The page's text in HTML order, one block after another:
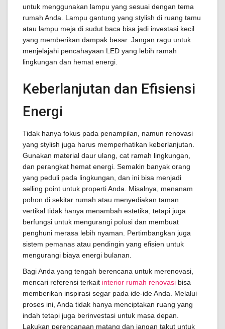
untuk menggunakan lampu yang sesuai dengan tema
rumah Anda. Lampu gantung yang stylish di ruang tamu
atau lampu meja di sudut baca bisa jadi investasi kecil
yang memberikan dampak besar. Jangan ragu untuk
menjelajahi pencahayaan LED yang lebih ramah
lingkungan dan hemat energi.
Keberlanjutan dan Efisiensi
Energi
Tidak hanya fokus pada penampilan, namun renovasi
yang stylish juga harus memperhatikan keberlanjutan.
Gunakan material daur ulang, cat ramah lingkungan,
dan perangkat hemat energi. Semakin banyak orang
yang peduli pada lingkungan, dan ini bisa menjadi
selling point untuk properti Anda. Misalnya, menanam
pohon di sekitar rumah atau menyediakan taman
vertikal tidak hanya menambah estetika, tetapi juga
berfungsi untuk mengurangi polusi dan membuat
penghuni merasa lebih nyaman. Pertimbangkan juga
sistem pemanas atau pendingin yang efisien untuk
mengurangi biaya energi bulanan.
Bagi Anda yang tengah berencana untuk merenovasi,
mencari referensi terkait interior rumah renovasi bisa
memberikan inspirasi segar pada ide-ide Anda. Melalui
proses ini, Anda tidak hanya menciptakan ruang yang
indah tetapi juga berinvestasi untuk masa depan.
Lakukan perencanaan matang dan jangan takut untuk